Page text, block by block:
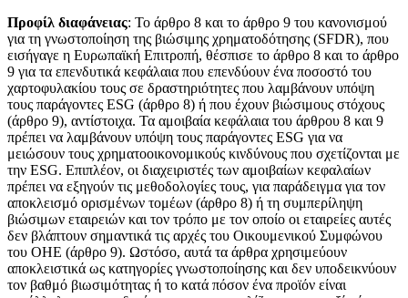
Προφίλ διαφάνειας: Το άρθρο 8 και το άρθρο 9 του κανονισμού
για τη γνωστοποίηση της βιώσιμης χρηματοδότησης (SFDR), που
εισήγαγε η Ευρωπαϊκή Επιτροπή, θέσπισε το άρθρο 8 και το άρθρο
9 για τα επενδυτικά κεφάλαια που επενδύουν ένα ποσοστό του
χαρτοφυλακίου τους σε δραστηριότητες που λαμβάνουν υπόψη
τους παράγοντες ESG (άρθρο 8) ή που έχουν βιώσιμους στόχους
(άρθρο 9), αντίστοιχα. Τα αμοιβαία κεφάλαια του άρθρου 8 και 9
πρέπει να λαμβάνουν υπόψη τους παράγοντες ESG για να
μειώσουν τους χρηματοοικονομικούς κινδύνους που σχετίζονται με
την ESG. Επιπλέον, οι διαχειριστές των αμοιβαίων κεφαλαίων
πρέπει να εξηγούν τις μεθοδολογίες τους, για παράδειγμα για τον
αποκλεισμό ορισμένων τομέων (άρθρο 8) ή τη συμπερίληψη
βιώσιμων εταιρειών και τον τρόπο με τον οποίο οι εταιρείες αυτές
δεν βλάπτουν σημαντικά τις αρχές του Οικουμενικού Συμφώνου
του ΟΗΕ (άρθρο 9). Ωστόσο, αυτά τα άρθρα χρησιμεύουν
αποκλειστικά ως κατηγορίες γνωστοποίησης και δεν υποδεικνύουν
τον βαθμό βιωσιμότητας ή το κατά πόσον ένα προϊόν είναι